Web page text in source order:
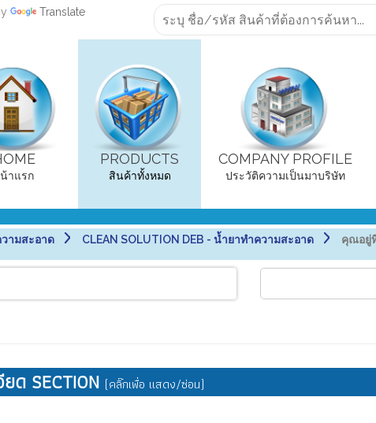
Translate
าแรก
PRODUCTS
สินค้าทั้งหมด
COMPANY PROFILE
ประวัติความเป็นมาบริษัท
วามสะอาด CLEAN SOLUTION DEB - น้ำยาทำความสะอาด คุณอยู่
ยด SECTION (คลิ๊กเพื่อ แสดง/ซ่อน)